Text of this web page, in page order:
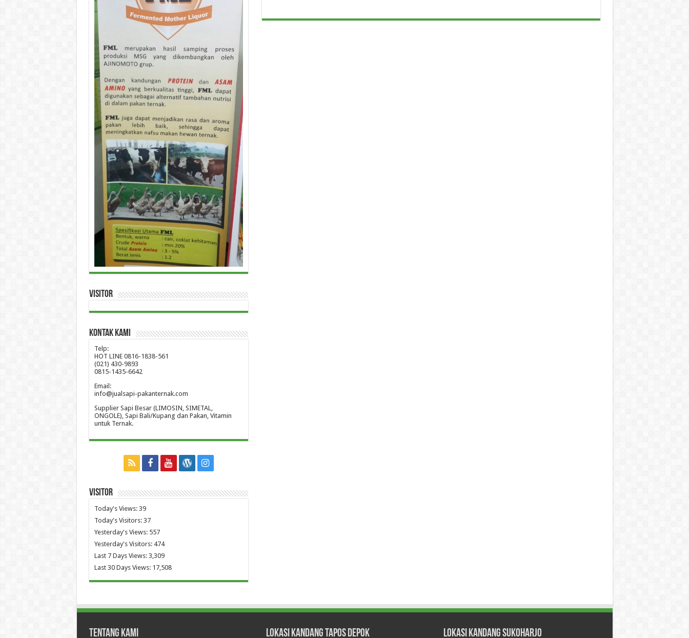
Visitor
Kontak Kami
Telp:
HOT LINE 0816-1838-561
(021) 430-9893
0815-1435-6642
Email:
info@jualsapi-pakanternak.com
Supplier Sapi Besar (LIMOSIN, SIMETAL,
ONGOLE), Sapi Bali/Kupang dan Pakan, Vitamin
untuk Ternak.
Visitor
Today's Views: 39
Today's Visitors: 37
Yesterday's Views: 557
Yesterday's Visitors: 474
Last 7 Days Views: 3,309
Last 30 Days Views: 17,508
Tentang Kami Lokasi Kandang Tapos Depok Lokasi Kandang Sukoharjo